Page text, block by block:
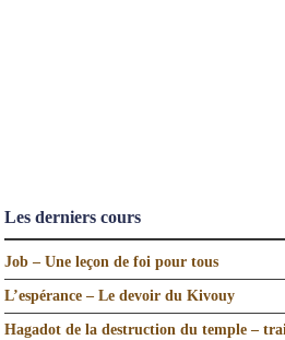
Les derniers cours
Job – Une leçon de foi pour tous
L’espérance – Le devoir du Kivouy
Hagadot de la destruction du temple –